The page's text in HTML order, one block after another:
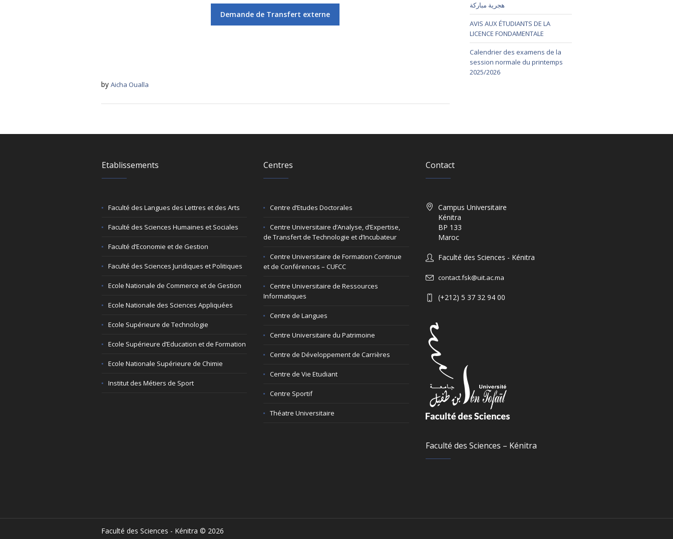
Demande de Transfert externe
by Aicha Oualla
هجرية مباركة
AVIS AUX ÉTUDIANTS DE LA
LICENCE FONDAMENTALE
Calendrier des examens de la
session normale du printemps
2025/2026
Etablissements
Faculté des Langues des Lettres et des Arts
Faculté des Sciences Humaines et Sociales
Faculté d’Economie et de Gestion
Faculté des Sciences Juridiques et Politiques
Ecole Nationale de Commerce et de Gestion
Ecole Nationale des Sciences Appliquées
Ecole Supérieure de Technologie
Ecole Supérieure d’Education et de Formation
Ecole Nationale Supérieure de Chimie
Institut des Métiers de Sport
Centres
Centre d’Etudes Doctorales
Centre Universitaire d’Analyse, d’Expertise,
de Transfert de Technologie et d’Incubateur
Centre Universitaire de Formation Continue
et de Conférences – CUFCC
Centre Universitaire de Ressources
Informatiques
Centre de Langues
Centre Universitaire du Patrimoine
Centre de Développement de Carrières
Centre de Vie Etudiant
Centre Sportif
Théatre Universitaire
Contact
Campus Universitaire
Kénitra
BP 133
Maroc
Faculté des Sciences - Kénitra
contact.fsk@uit.ac.ma
(+212) 5 37 32 94 00
Faculté des Sciences – Kénitra
Faculté des Sciences - Kénitra © 2026